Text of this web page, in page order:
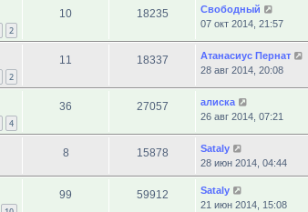
2
10 18235
Свободный
07 окт 2014, 21:57
2
11 18337
Атанасиус Пернат
28 авг 2014, 20:08
4
36 27057
алиска
26 авг 2014, 07:21
8 15878
Sataly
28 июн 2014, 04:44
99 59912
Sataly
21 июн 2014, 15:08